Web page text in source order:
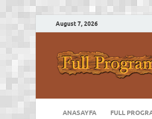
August 7, 2026
ANASAYFA FULL